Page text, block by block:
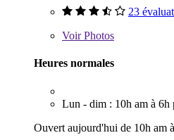
23
VoirPhotos
Heures normales
Lun - dim : 10h am à 6h
Ouvert aujourd'hui de 10h am